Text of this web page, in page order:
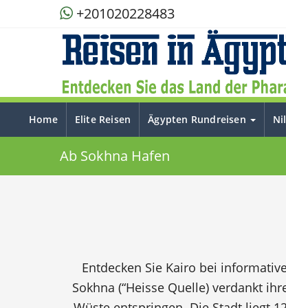
+201020228483
Home Elite Reisen Ägypten Rundreisen
Ab Sokhna Hafen
Entdecken Sie Kairo bei
Sokhna (“Heisse Quelle) verdankt